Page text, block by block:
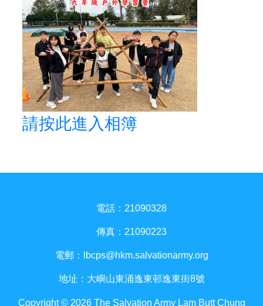
請按此進入相簿
電話：21090328
傳真：21090223
電郵： lbcps@hkm.salvationarmy.org
地址：大嶼山東涌逸東邨逸東街8號
Copyright © 2026 The Salvation Army Lam Butt Chung